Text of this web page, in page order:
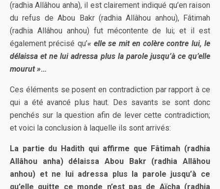
(radhia Allâhou anha), il est clairement indiqué qu’en raison
du refus de Abou Bakr (radhia Allâhou anhou), Fâtimah
(radhia Allâhou anhou) fut mécontente de lui; et il est
également précisé qu’« elle se mit en colère contre lui, le
délaissa et ne lui adressa plus la parole jusqu’à ce qu’elle
mourut »…
Ces éléments se posent en contradiction par rapport à ce
qui a été avancé plus haut. Des savants se sont donc
penchés sur la question afin de lever cette contradiction;
et voici la conclusion à laquelle ils sont arrivés:
La partie du Hadith qui affirme que Fâtimah (radhia
Allâhou anha) délaissa Abou Bakr (radhia Allâhou
anhou) et ne lui adressa plus la parole jusqu’à ce
qu’elle quitte ce monde n’est pas de Aïcha (radhia